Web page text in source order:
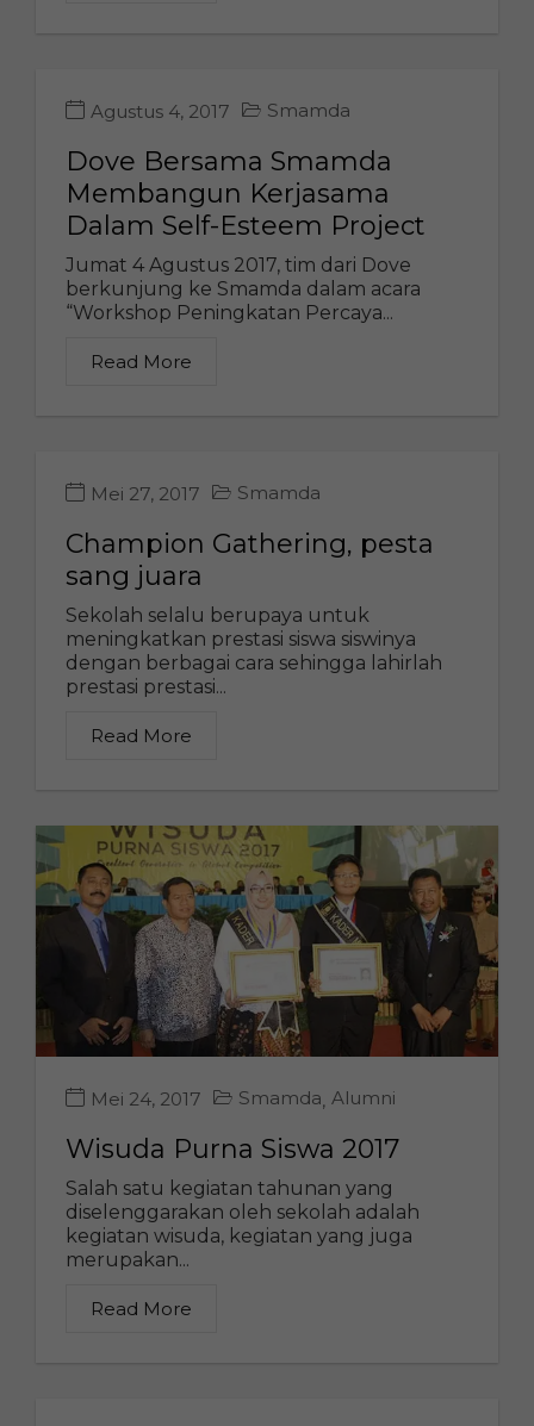
Agustus 4, 2017 Smamda
Dove Bersama Smamda
Membangun Kerjasama
Dalam Self-Esteem Project
Jumat 4 Agustus 2017, tim dari Dove
berkunjung ke Smamda dalam acara
“Workshop Peningkatan Percaya...
Read More
Mei 27, 2017 Smamda
Champion Gathering, pesta
sang juara
Sekolah selalu berupaya untuk
meningkatkan prestasi siswa siswinya
dengan berbagai cara sehingga lahirlah
prestasi prestasi...
Read More
Mei 24, 2017 Smamda, Alumni
Wisuda Purna Siswa 2017
Salah satu kegiatan tahunan yang
diselenggarakan oleh sekolah adalah
kegiatan wisuda, kegiatan yang juga
merupakan...
Read More